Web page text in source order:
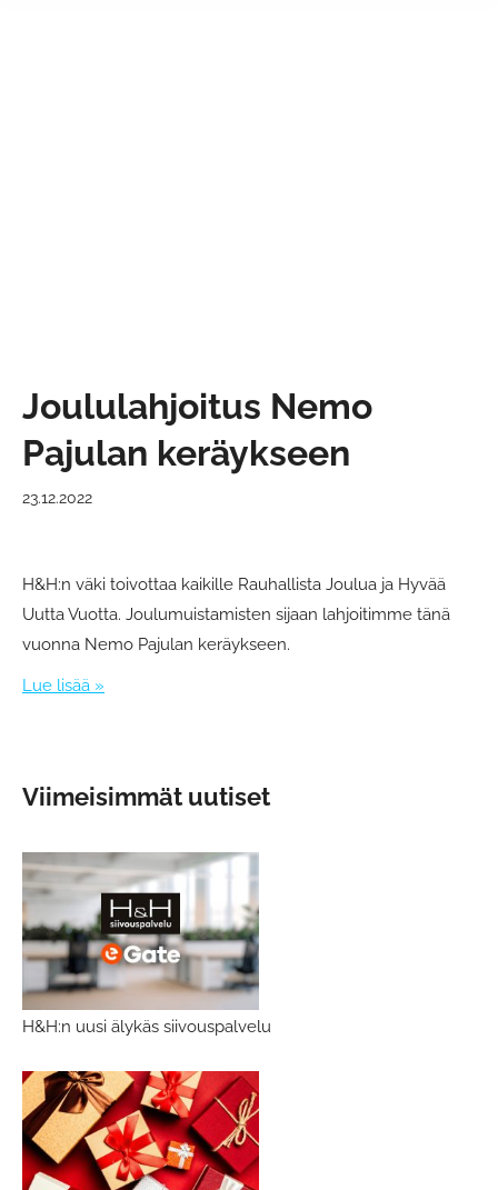
Joululahjoitus Nemo
Pajulan keräykseen
23.12.2022
H&H:n väki toivottaa kaikille Rauhallista Joulua ja Hyvää
Uutta Vuotta. Joulumuistamisten sijaan lahjoitimme tänä
vuonna Nemo Pajulan keräykseen.
Lue lisää »
Viimeisimmät uutiset
H&H:n uusi älykäs siivouspalvelu